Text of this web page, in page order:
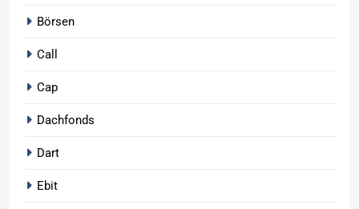
Börsen
Call
Cap
Dachfonds
Dart
Ebit